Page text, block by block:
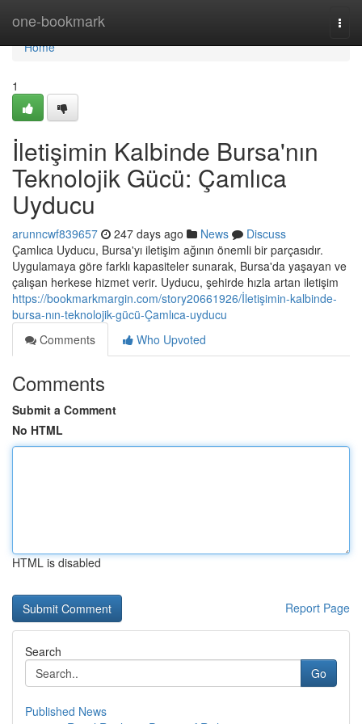
one-bookmark
Home
Home
1
İletişimin Kalbinde Bursa'nın
Teknolojik Gücü: Çamlıca
Uyducu
arunncwf839657 247 days ago News
Discuss
Çamlıca Uyducu, Bursa'yı iletişim ağının önemli bir parçasıdır.
Uygulamaya göre farklı kapasiteler sunarak, Bursa'da yaşayan ve
çalışan herkese hizmet verir. Uyducu, şehirde hızla artan iletişim
https://bookmarkmargin.com/story20661926/İletişimin-kalbinde-
bursa-nın-teknolojik-gücü-Çamlıca-uyducu
Comments
Who Upvoted
Comments
Submit a Comment
No HTML
HTML is disabled
Report Page
Search
Go
Published News